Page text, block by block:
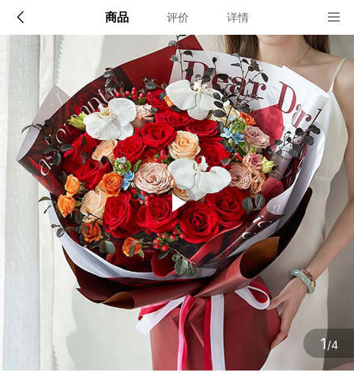
商品 评价 详情
1/4
蔺俊* 2天前购买
配送说明
“精品鲜花”限送40个城市的市区及近郊：北京、上海、
广州、深圳、天津、重庆、大连、青岛、苏州、厦门、
宁波、温州、无锡、珠海、东莞、佛山，及其他省会城
市（石家庄、太原、呼和浩特、沈阳、长春、哈尔滨、
南京、杭州、合肥、福州、南昌、济南、郑州、武汉、
长沙、南宁、海口、成都、贵阳、昆明、西安、兰州、
银川、乌鲁木齐）
确定
店铺信息
该地区暂无配送门店
确定